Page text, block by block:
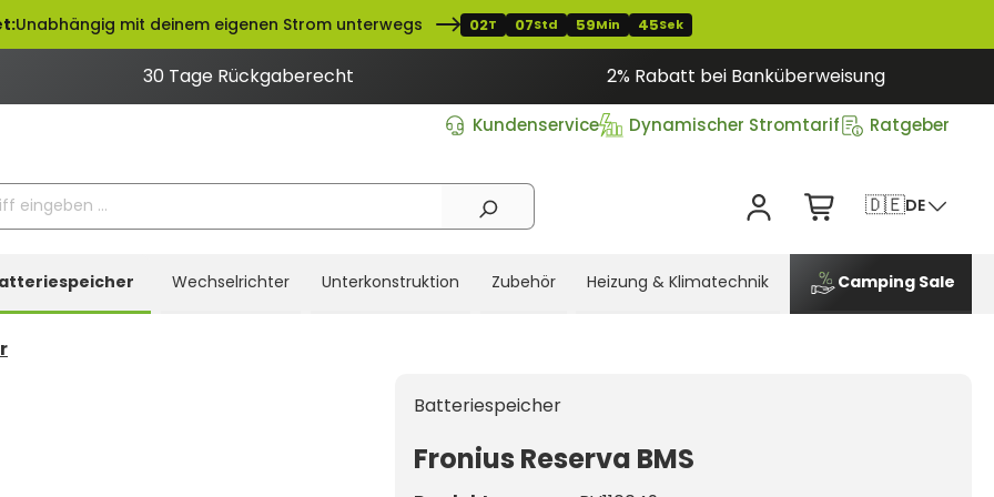
Unabhängig mit deinem eigenen Strom unterwegs 02T 07Std 59Min 44Sek
30 Tage Rückgaberecht 2% Rabatt bei Banküberweisung
Kundenservice Dynamischer Stromtarif Ratgeber
🇩🇪DE
Wechselrichter Unterkonstruktion Zubehör Heizung & Klimatechnik Camping Sale
Batteriespeicher
Fronius Reserva BMS